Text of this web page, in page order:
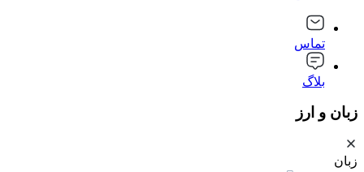
تماس
بلاگ
زبان و ارز
زبان